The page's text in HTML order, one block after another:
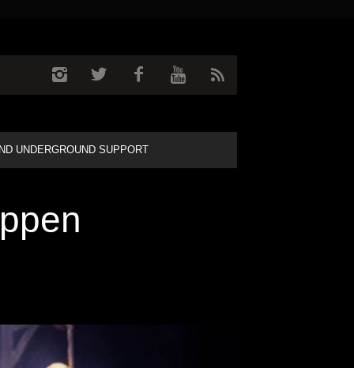
UNDERGROUND SUPPORT